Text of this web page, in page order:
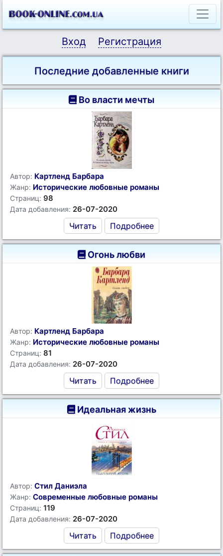
Вход Регистрация
Последние добавленные книги
Во власти мечты
Автор: Картленд Барбара
Жанр: Исторические любовные романы
Страниц: 98
Дата добавления: 26-07-2020
Читать Подробнее
Огонь любви
Автор: Картленд Барбара
Жанр: Исторические любовные романы
Страниц: 81
Дата добавления: 26-07-2020
Читать Подробнее
Идеальная жизнь
Автор: Стил Даниэла
Жанр: Современные любовные романы
Страниц: 119
Дата добавления: 26-07-2020
Читать Подробнее